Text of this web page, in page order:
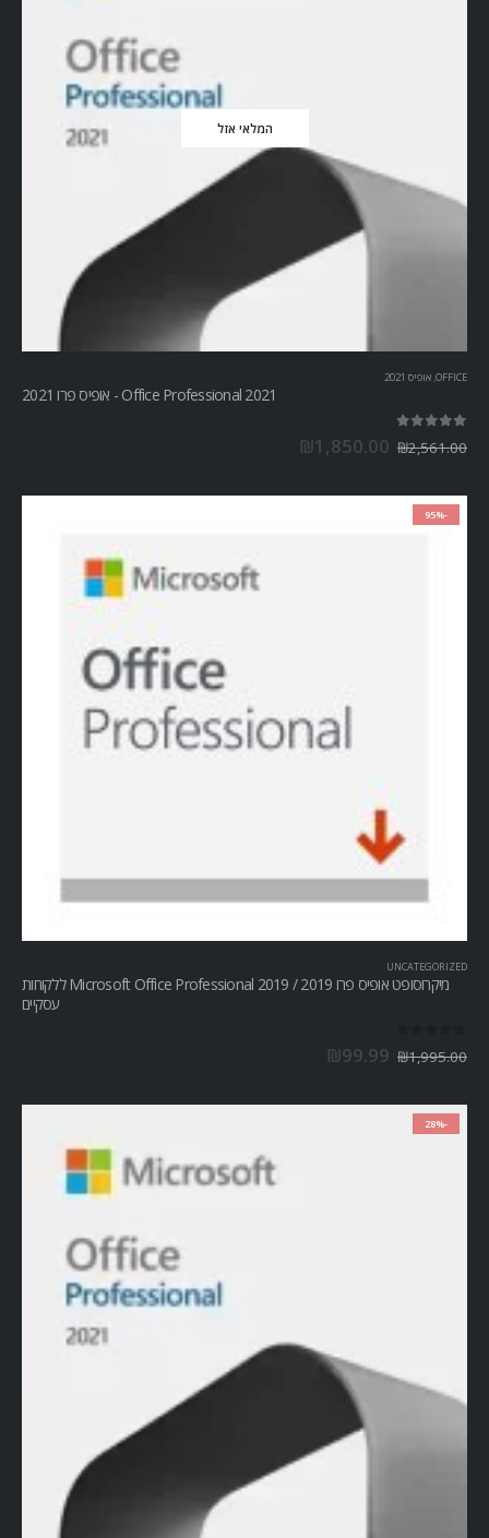
המלאי אזל
OFFICE
, אופיס 2021
Office Professional 2021 - אופיס פרו 2021
₪2,561.00
₪1,850.00
-95%
UNCATEGORIZED
מיקרוסופט אופיס פרו Microsoft Office Professional 2019 / 2019 ללקוחות
עסקיים
₪1,995.00
₪99.99
-28%